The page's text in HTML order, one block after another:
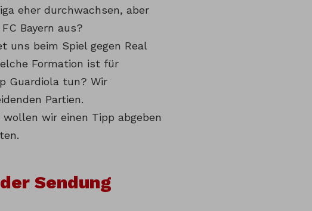
eher durchwachsen, aber
Bayern aus?
uns beim Spiel gegen Real
Formation ist für
Guardiola tun? Wir
Partien.
wir einen Tipp abgeben
Sendung